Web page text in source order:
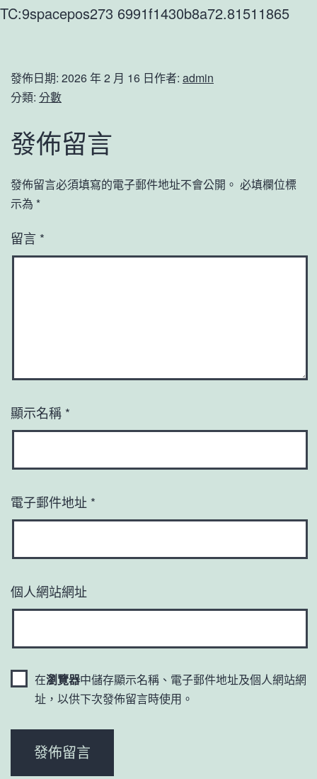
TC:9spacepos273 6991f1430b8a72.81511865
發佈日期: 2026 年 2 月 16 日作者: admin
分類: 分數
發佈留言
發佈留言必須填寫的電子郵件地址不會公開。 必填欄位標
示為 *
留言 *
顯示名稱 *
電子郵件地址 *
個人網站網址
在瀏覽器中儲存顯示名稱、電子郵件地址及個人網站網
址，以供下次發佈留言時使用。